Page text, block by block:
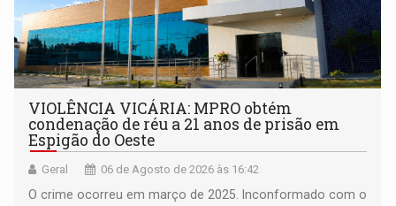
VIOLÊNCIA VICÁRIA: MPRO obtém
condenação de réu a 21 anos de prisão em
Espigão do Oeste
Geral 06 de Agosto de 2026 às 16:42
O crime ocorreu em março de 2025. Inconformado com o